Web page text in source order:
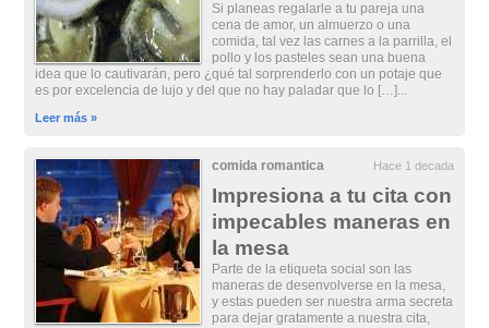
Si planeas regalarle a tu pareja una
cena de amor, un almuerzo o una
comida, tal vez las carnes a la parrilla, el
pollo y los pasteles sean una buena
idea que lo cautivarán, pero ¿qué tal sorprenderlo con un potaje que
es por excelencia de lujo y del que no hay paladar que lo […]...
Leer más »
comida romantica Hace 1 decada
Impresiona a tu cita con
impecables maneras en
la mesa
Parte de la etiqueta social son las
maneras de desenvolverse en la mesa,
y estas pueden ser nuestra arma secreta
para dejar gratamente a nuestra cita,